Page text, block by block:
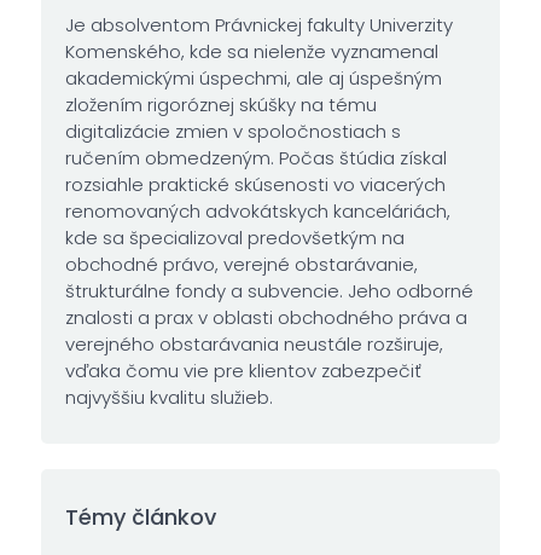
Je absolventom Právnickej fakulty Univerzity
Komenského, kde sa nielenže vyznamenal
akademickými úspechmi, ale aj úspešným
zložením rigoróznej skúšky na tému
digitalizácie zmien v spoločnostiach s
ručením obmedzeným. Počas štúdia získal
rozsiahle praktické skúsenosti vo viacerých
renomovaných advokátskych kanceláriách,
kde sa špecializoval predovšetkým na
obchodné právo, verejné obstarávanie,
štrukturálne fondy a subvencie. Jeho odborné
znalosti a prax v oblasti obchodného práva a
verejného obstarávania neustále rozširuje,
vďaka čomu vie pre klientov zabezpečiť
najvyššiu kvalitu služieb.
Témy článkov